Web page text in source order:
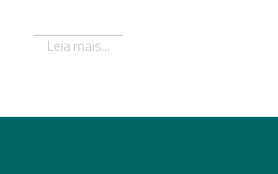
Leia mais...